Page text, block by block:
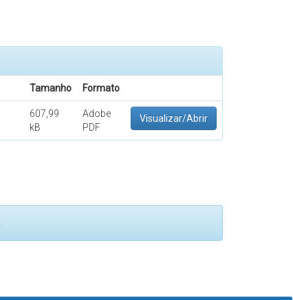
Tamanho Formato
607,99
kB
Adobe
PDF
Visualizar/Abrir